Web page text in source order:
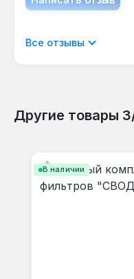
Отображать
Все отзывы
Другие товары
В наличии